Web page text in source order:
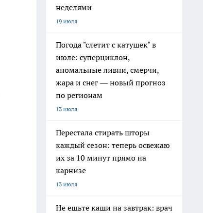
неделями
19 июля
Погода "слетит с катушек" в
июле: суперциклон,
аномальные ливни, смерчи,
жара и снег — новый прогноз
по регионам
13 июля
Перестала стирать шторы
каждый сезон: теперь освежаю
их за 10 минут прямо на
карнизе
13 июля
Не ешьте каши на завтрак: врач